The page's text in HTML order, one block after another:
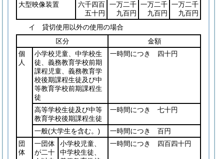
大型映像装置
六千四百
五十円
一万二千
九百円
一万二千
九百円
一万二千
九百円
イ 貸切使用以外の使用の場合
区分
金額
個
人
小学校児童、中学校生
徒、義務教育学校前期
課程児童、義務教育学
校後期課程生徒及び中
等教育学校前期課程生
徒
一時間につき 四十円
高等学校生徒及び中等
教育学校後期課程生徒
一時間につき 七十円
一般(大学生を含む。)
一時間につき 百円
団
体
一団体
が二十
小学校児童、
中学校生徒、
一時間につき 四百四十円